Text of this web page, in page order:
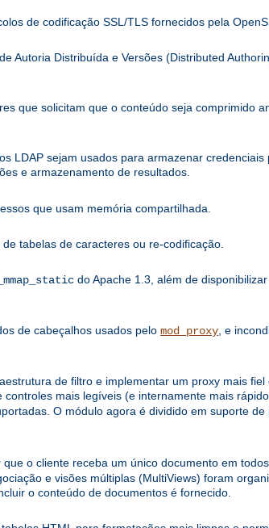
de codificação SSL/TLS fornecidos pela
Autoria Distribuída e Versões (Distributed
que solicitam que o conteúdo seja comprimido
LDAP sejam usados para armazenar credenciais
e armazenamento de resultados.
que usam memória compartilhada.
tabelas de caracteres ou re-codificação.
do Apache 1.3, além de
de cabeçalhos usados pelo mod_proxy , e
de filtro e implementar um proxy mais
controles mais legíveis (e internamente mais
O módulo agora é dividido em suporte
o cliente receba um único documento em
e visões múltiplas (MultiViews) foram
o conteúdo de documentos é fornecido.